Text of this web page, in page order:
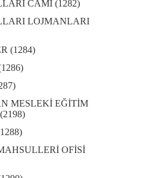
CAMİ (1282)
LOJMANLARI
(1284)
MESLEKİ EĞİTİM
OFİSİ